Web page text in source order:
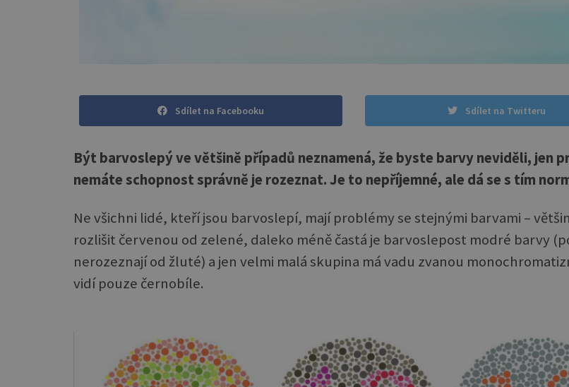
Sdílet na Facebooku Sdílet na Twitteru
Být barvoslepý ve většině případů neznamená, že byste barvy neviděli, jen
nemáte schopnost správně je rozeznat. Je to nepříjemné, ale dá se s tím
Ne všichni lidé, kteří jsou barvoslepí, mají problémy se stejnými barvami –
rozlišit červenou od zelené, daleko méně častá je barvoslepost modré barvy
nerozeznají od žluté) a jen velmi malá skupina má vadu zvanou
vidí pouze černobíle.